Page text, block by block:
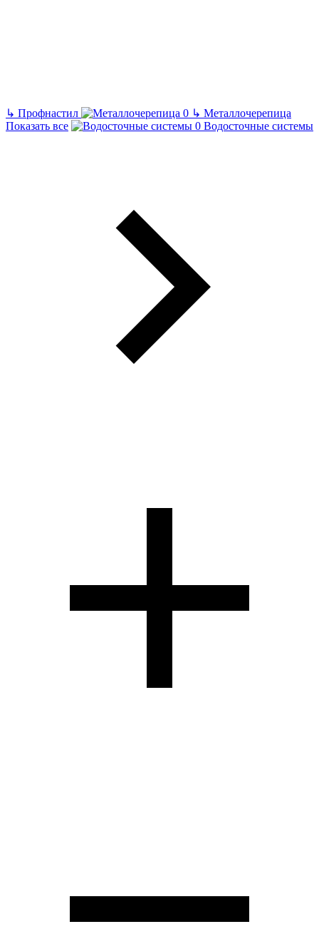
↳ Профнастил ↳ Металлочерепица
Показать все
Водосточные системы